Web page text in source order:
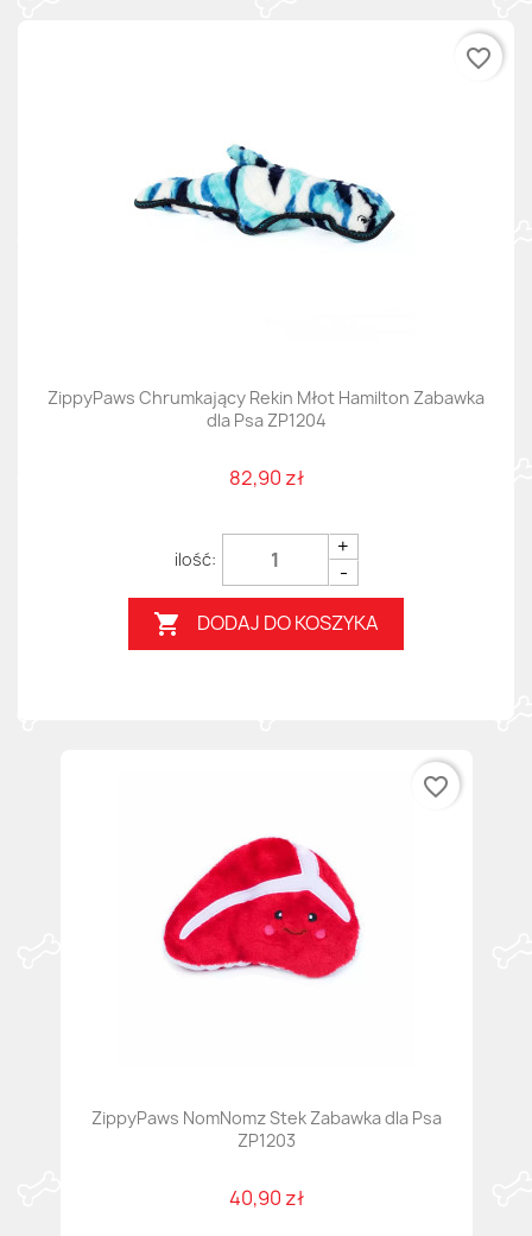
ZippyPaws Chrumkający Rekin Młot Hamilton Zabawka
dla Psa ZP1204
82,90 zł
+
-
 DODAJ DO KOSZYKA
favorite_border
ZippyPaws NomNomz Stek Zabawka dla Psa
ZP1203
40,90 zł
favorite_border